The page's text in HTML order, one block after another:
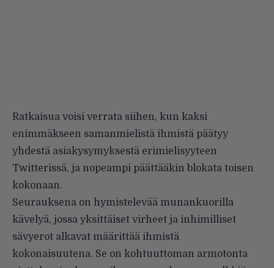
Ratkaisua voisi verrata siihen, kun kaksi
enimmäkseen samanmielistä ihmistä päätyy
yhdestä asiakysymyksestä erimielisyyteen
Twitterissä, ja nopeampi päättääkin blokata toisen
kokonaan.
Seurauksena on hymistelevää munankuorilla
kävelyä, jossa yksittäiset virheet ja inhimilliset
sävyerot alkavat määrittää ihmistä
kokonaisuutena. Se on kohtuuttoman armotonta